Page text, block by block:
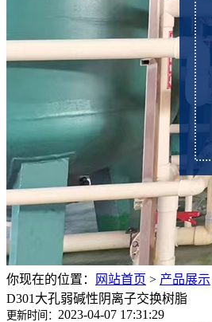
你现在的位置： 网站首页 > 产品展示
D301大孔弱碱性阴离子交换树脂
更新时间： 2023-04-07 17:31:29